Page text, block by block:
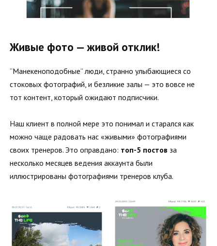
Живые фото — живой отклик!
“Манекеноподобные” люди, странно улыбающиеся со
стоковых фотографий, и безликие залы — это вовсе не
тот контент, который ожидают подписчики.
Наш клиент в полной мере это понимал и старался как
можно чаще радовать нас «живыми» фотографиями
своих тренеров. Это оправдано: топ-5 постов за
несколько месяцев ведения аккаунта были
иллюстрированы фотографиями тренеров клуба.